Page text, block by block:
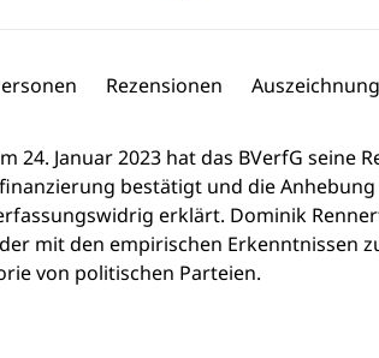
Rezensionen
24. Januar 2023 hat das BVerfG seine
bestätigt und die
erklärt. Dominik
mit den empirischen Erkenntnissen
von politischen Parteien.